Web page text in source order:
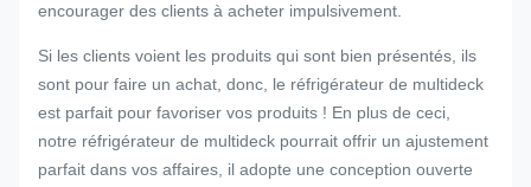
encourager des clients à acheter impulsivement.
Si les clients voient les produits qui sont bien présentés, ils
sont pour faire un achat, donc, le réfrigérateur de multideck
est parfait pour favoriser vos produits ! En plus de ceci,
notre réfrigérateur de multideck pourrait offrir un ajustement
parfait dans vos affaires, il adopte une conception ouverte